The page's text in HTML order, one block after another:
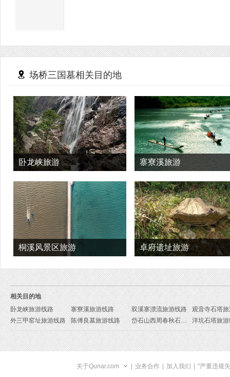
场桥三国墓相关目的地
卧龙峡旅游 寨寮溪旅游
桐溪风景区旅游 卓府遗址旅游
相关目的地
卧龙峡旅游线路
寨寮溪旅游线路 双溪寨漂流旅游线路
观音寺石塔
外三甲窑址旅游线路
陈傅良墓旅游线路 岱石山西周春秋石棚墓旅游线路 洋坑石塔旅
关于Qunar.com 业务合作 加入我们 "严重违规